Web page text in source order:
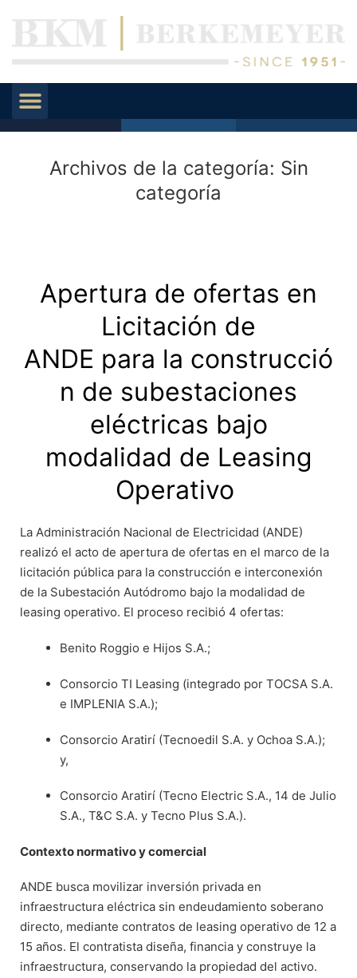
Archivos de la categoría: Sin
categoría
Apertura de ofertas en
Licitación de
ANDE para la construcció
n de subestaciones
eléctricas bajo
modalidad de Leasing
Operativo
La Administración Nacional de Electricidad (ANDE)
realizó el acto de apertura de ofertas en el marco de la
licitación pública para la construcción e interconexión
de la Subestación Autódromo bajo la modalidad de
leasing operativo. El proceso recibió 4 ofertas:
Benito Roggio e Hijos S.A.;
Consorcio TI Leasing (integrado por TOCSA S.A.
e IMPLENIA S.A.);
Consorcio Aratirí (Tecnoedil S.A. y Ochoa S.A.);
y,
Consorcio Aratirí (Tecno Electric S.A., 14 de Julio
S.A., T&C S.A. y Tecno Plus S.A.).
Contexto normativo y comercial
ANDE busca movilizar inversión privada en
infraestructura eléctrica sin endeudamiento soberano
directo, mediante contratos de leasing operativo de 12 a
15 años. El contratista diseña, financia y construye la
infraestructura, conservando la propiedad del activo.